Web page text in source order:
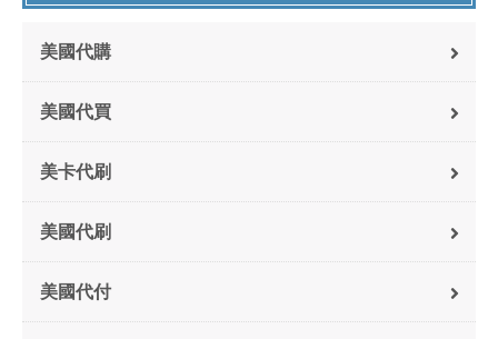
美國代購
美國代買
美卡代刷
美國代刷
美國代付